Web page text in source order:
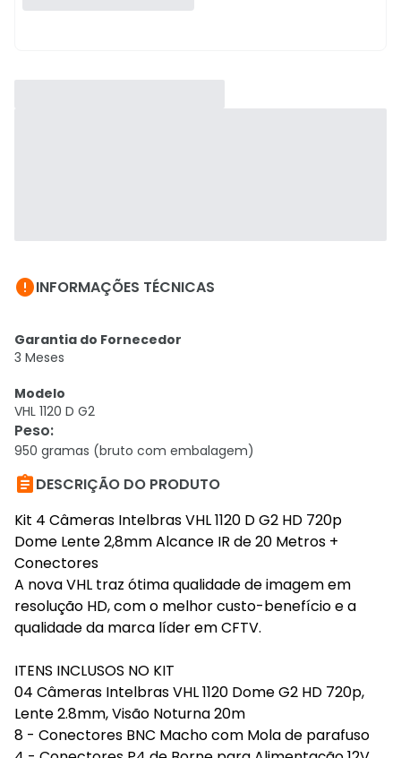
INFORMAÇÕES TÉCNICAS
Garantia do Fornecedor
3 Meses
Modelo
VHL 1120 D G2
Peso:
950 gramas (bruto com embalagem)
DESCRIÇÃO DO PRODUTO
Kit 4 Câmeras Intelbras VHL 1120 D G2 HD 720p
Dome Lente 2,8mm Alcance IR de 20 Metros +
Conectores
A nova VHL traz ótima qualidade de imagem em
resolução HD, com o melhor custo-benefício e a
qualidade da marca líder em CFTV.
ITENS INCLUSOS NO KIT
04 Câmeras Intelbras VHL 1120 Dome G2 HD 720p,
Lente 2.8mm, Visão Noturna 20m
8 - Conectores BNC Macho com Mola de parafuso